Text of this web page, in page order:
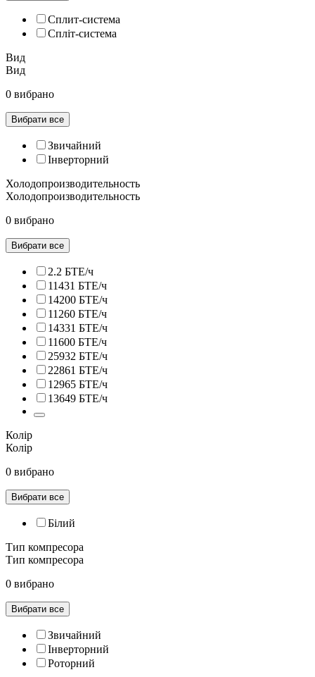
Сплит-система
Спліт-система
Вид
Вид
0 вибрано
Вибрати все
Звичайний
Інверторний
Холодопроизводительность
Холодопроизводительность
0 вибрано
Вибрати все
2.2 БТЕ/ч
11431 БТЕ/ч
14200 БТЕ/ч
11260 БТЕ/ч
14331 БТЕ/ч
11600 БТЕ/ч
25932 БТЕ/ч
22861 БТЕ/ч
12965 БТЕ/ч
13649 БТЕ/ч
Колір
Колір
0 вибрано
Вибрати все
Білий
Тип компресора
Тип компресора
0 вибрано
Вибрати все
Звичайний
Інверторний
Роторний